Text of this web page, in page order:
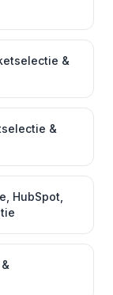
&
&
HubSpot,